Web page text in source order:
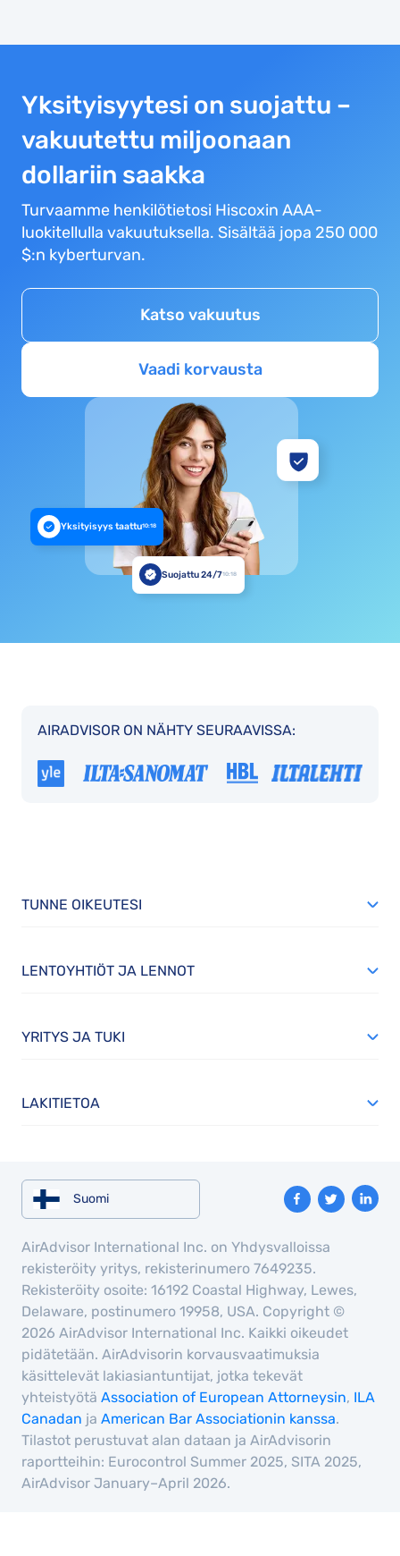
Yksityisyytesi on suojattu –
vakuutettu miljoonaan
dollariin saakka
Turvaamme henkilötietosi Hiscoxin AAA-
luokitellulla vakuutuksella. Sisältää jopa 250 000
$:n kyberturvan.
Katso vakuutus
Vaadi korvausta
Yksityisyys taattu10:18
Suojattu 24/710:18
AIRADVISOR ON NÄHTY SEURAAVISSA:
TUNNE OIKEUTESI
LENTOYHTIÖT JA LENNOT
YRITYS JA TUKI
LAKITIETOA
Suomi
AirAdvisor International Inc. on Yhdysvalloissa
rekisteröity yritys, rekisterinumero 7649235.
Rekisteröity osoite: 16192 Coastal Highway, Lewes,
Delaware, postinumero 19958, USA. Copyright ©
2026 AirAdvisor International Inc. Kaikki oikeudet
pidätetään. AirAdvisorin korvausvaatimuksia
käsittelevät lakiasiantuntijat, jotka tekevät
yhteistyötä Association of European Attorneysin, ILA
Canadan ja American Bar Associationin kanssa.
Tilastot perustuvat alan dataan ja AirAdvisorin
raportteihin: Eurocontrol Summer 2025, SITA 2025,
AirAdvisor January–April 2026.